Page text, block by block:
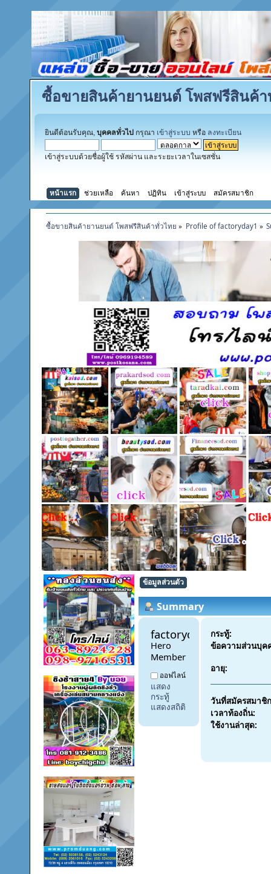
ซื้อขายสินค้ายานยนต์ โพสฟรีสินค้า
ยินดีต้อนรับคุณ, บุคคลทั่วไป กรุณา เข้าสู่ระบบ หรือ ลงทะเบียน
เข้าสู่ระบบด้วยชื่อผู้ใช้ รหัสผ่าน และระยะเวลาในเซสชั่น
หน้าแรก ช่วยเหลือ ค้นหา ปฏิทิน เข้าสู่ระบบ สมัครสมาชิก
ซื้อขายสินค้ายานยนต์ โพสฟรีสินค้าทั่วไทย » Profile of factoryday1 »
ข้อมูลส่วนตัว
Summary
factoryday1
Hero
Member
ออฟไลน์
แสดง
กระทู้
แสดงสถิติ
กระทู้:
ข้อความส่วนบุค
อายุ:
วันที่สมัครสมาชิ
เวลาท้องถิ่น:
ใช้งานล่าสุด: